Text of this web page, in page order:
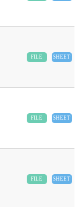
SHEET
FILE
SHEET
FILE
SHEET
FILE